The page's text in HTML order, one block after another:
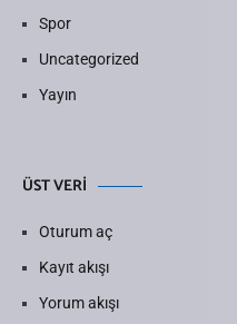
Spor
Uncategorized
Yayın
ÜST VERI
Oturum aç
Kayıt akışı
Yorum akışı